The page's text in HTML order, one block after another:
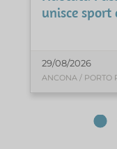
unisce sport
29/08/2026
ANCONA / PORTO